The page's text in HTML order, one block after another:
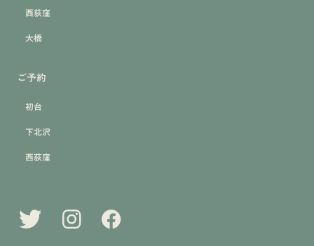
西荻窪
大橋
ご予約
初台
下北沢
西荻窪